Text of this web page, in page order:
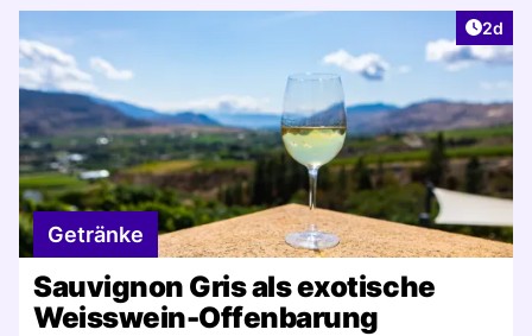
2d
Getränke
Sauvignon Gris als exotische
Weisswein-Offenbarung